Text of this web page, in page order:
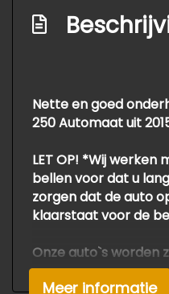
Anti blokkeer
Anti doorslip
Bestuurdersairbag
Bluetooth
Elektronisch
Elektronische
Hoofd airbag(s)
Knie airbag(s)
Passagiersairbag
Nette en goed
250 Automaat uit
LET OP! *Wij werken
bellen voor dat u
zorgen dat de auto
klaarstaat voor de
Onze auto`s worden
als *meeneemprijs*
Voor APK, Grote
Meer informatie